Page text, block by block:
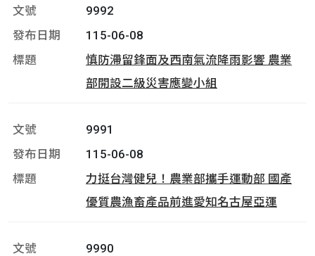
9992
115-06-08
慎防滯留鋒面及西南氣流降雨影響 農業
部開設二級災害應變小組
9991
115-06-08
力挺台灣健兒！農業部攜手運動部 國產
優質農漁畜產品前進愛知名古屋亞運
9990